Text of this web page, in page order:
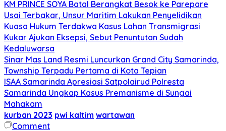
KM PRINCE SOYA Batal Berangkat Besok ke Parepare
Usai Terbakar, Unsur Maritim Lakukan Penyelidikan
Kuasa Hukum Terdakwa Kasus Lahan Transmigrasi
Kukar Ajukan Eksepsi, Sebut Penuntutan Sudah
Kedaluwarsa
Sinar Mas Land Resmi Luncurkan Grand City Samarinda,
Township Terpadu Pertama di Kota Tepian
ISAA Samarinda Apresiasi Satpolairud Polresta
Samarinda Ungkap Kasus Premanisme di Sungai
Mahakam
kurban 2023 pwi kaltim wartawan
Comment